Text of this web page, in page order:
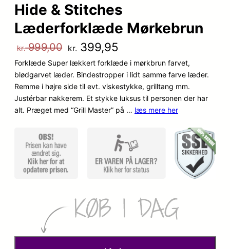
Hide & Stitches
Læderforklæde Mørkebrun
kr.999,00 D
e
n
o
l
kr. 399,95
e
n
a
t
u
e
Forklæde Super lækkert forklæde i mørkbrun farvet,
blødgarvet læder. Bindestropper i lidt samme farve læder.
Remme i højre side til evt. viskestykke, grilltang mm.
Justérbar nakkerem. Et stykke luksus til personen der har
alt. Præget med “Grill Master” på … læs mere her